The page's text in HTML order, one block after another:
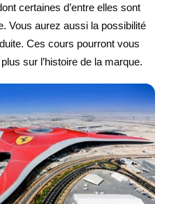
certaines d’entre elles sont
Vous aurez aussi la possibilité
Ces cours pourront vous
sur l’histoire de la marque.